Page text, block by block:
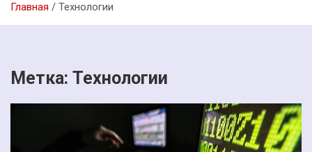
Главная Технологии
Метка: Технологии